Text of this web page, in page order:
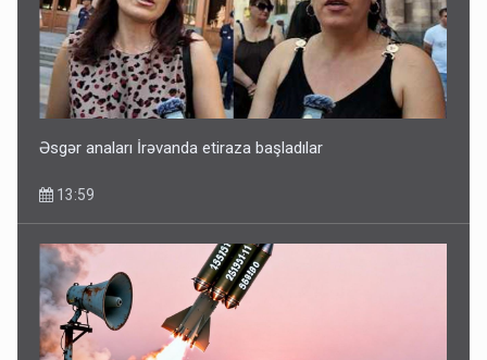
Əsgər anaları İrəvanda etiraza başladılar
13:59